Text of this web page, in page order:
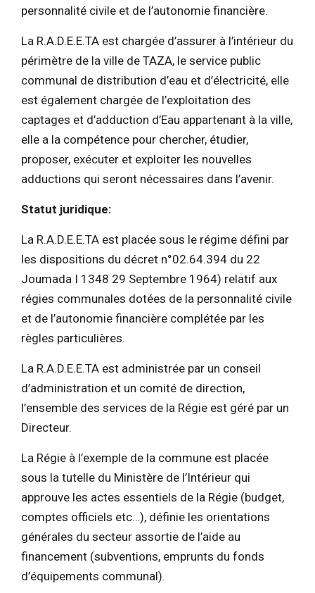
personnalité civile et de l’autonomie financière.
La R.A.D.E.E.TA est chargée d’assurer à l’intérieur du
périmètre de la ville de TAZA, le service public
communal de distribution d’eau et d’électricité, elle
est également chargée de l’exploitation des
captages et d’adduction d’Eau appartenant à la ville,
elle a la compétence pour chercher, étudier,
proposer, exécuter et exploiter les nouvelles
adductions qui seront nécessaires dans l’avenir.
Statut juridique:
La R.A.D.E.E.TA est placée sous le régime défini par
les dispositions du décret n°02.64.394 du 22
Joumada I 1348 29 Septembre 1964) relatif aux
régies communales dotées de la personnalité civile
et de l’autonomie financière complétée par les
règles particulières.
La R.A.D.E.E.TA est administrée par un conseil
d’administration et un comité de direction,
l’ensemble des services de la Régie est géré par un
Directeur.
La Régie à l’exemple de la commune est placée
sous la tutelle du Ministère de l’Intérieur qui
approuve les actes essentiels de la Régie (budget,
comptes officiels etc…), définie les orientations
générales du secteur assortie de l’aide au
financement (subventions, emprunts du fonds
d’équipements communal).